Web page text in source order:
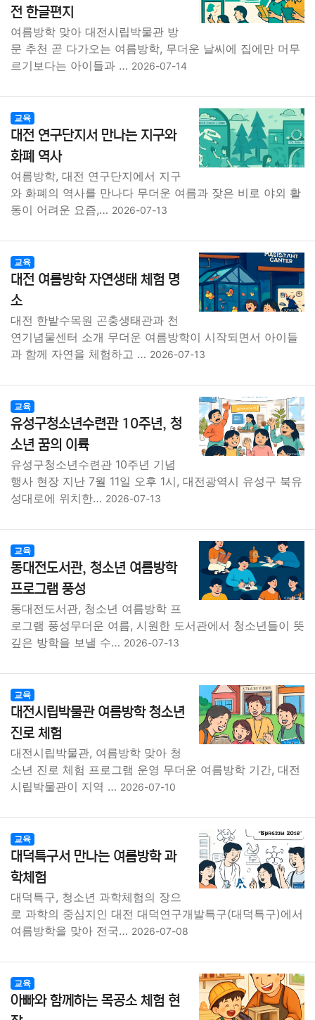
전 한글편지
여름방학 맞아 대전시립박물관 방
문 추천 곧 다가오는 여름방학, 무더운 날씨에 집에만 머무
르기보다는 아이들과 … 2026-07-14
교육
대전 연구단지서 만나는 지구와
화폐 역사
여름방학, 대전 연구단지에서 지구
와 화폐의 역사를 만나다 무더운 여름과 잦은 비로 야외 활
동이 어려운 요즘,… 2026-07-13
교육
대전 여름방학 자연생태 체험 명
소
대전 한밭수목원 곤충생태관과 천
연기념물센터 소개 무더운 여름방학이 시작되면서 아이들
과 함께 자연을 체험하고 … 2026-07-13
교육
유성구청소년수련관 10주년, 청
소년 꿈의 이륙
유성구청소년수련관 10주년 기념
행사 현장 지난 7월 11일 오후 1시, 대전광역시 유성구 북유
성대로에 위치한… 2026-07-13
교육
동대전도서관, 청소년 여름방학
프로그램 풍성
동대전도서관, 청소년 여름방학 프
로그램 풍성무더운 여름, 시원한 도서관에서 청소년들이 뜻
깊은 방학을 보낼 수… 2026-07-13
교육
대전시립박물관 여름방학 청소년
진로 체험
대전시립박물관, 여름방학 맞아 청
소년 진로 체험 프로그램 운영 무더운 여름방학 기간, 대전
시립박물관이 지역 … 2026-07-10
교육
대덕특구서 만나는 여름방학 과
학체험
대덕특구, 청소년 과학체험의 장으
로 과학의 중심지인 대전 대덕연구개발특구(대덕특구)에서
여름방학을 맞아 전국… 2026-07-08
교육
아빠와 함께하는 목공소 체험 현